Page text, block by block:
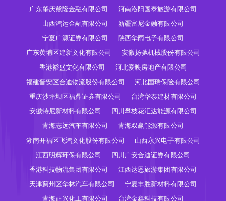
广东肇庆黛隆金融有限公司
河南洛阳国泰旅游有限公司
山西鸿运金融有限公司
新疆富尼金融有限公司
宁夏广源证券有限公司
陕西华雨电子有限公司
广东黄埔区建新文化有限公司
安徽扬驰机械股份有限公司
香港裕盛文化有限公司
河北爱映房地产有限公司
福建晋安区合迪物流股份有限公司
河北国瑞保险有限公司
重庆沙坪坝区福鼎证券有限公司
台湾华泰建材有限公司
安徽特尼新材料有限公司
四川攀枝花汇达能源有限公司
青海志远汽车有限公司
青海双赢能源有限公司
湖南开福区飞鸿文化股份有限公司
山西永兴电子有限公司
江西明辉环保有限公司
四川广安合迪证券有限公司
香港科技物流集团有限公司
江西达恩旅游集团有限公司
天津蓟州区华林汽车有限公司
宁夏丰胜新材料有限公司
青海正兴化工有限公司
台湾金鑫科技有限公司